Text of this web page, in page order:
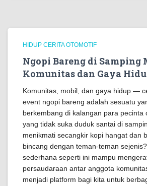
HIDUP CERITA OTOMOTIF
Ngopi Bareng di Samping
Komunitas dan Gaya
Komunitas, mobil, dan gaya hidup —
event ngopi bareng adalah sesuatu
berkembang di kalangan para pecinta
yang tidak suka duduk santai di
menikmati secangkir kopi hangat dan
bincang dengan teman-teman
sederhana seperti ini mampu
persaudaraan antar anggota
menjadi platform bagi kita untuk